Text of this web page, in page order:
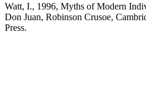
Watt, I., 1996, Myths of Modern
Don Juan, Robinson Crusoe,
Press.